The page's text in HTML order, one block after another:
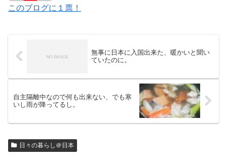
このブログに１票！
無事に日本に入国出来た、暖かいと聞い
ていたのに。
自主隔離中なので何も出来ない、でも寒
いし雨が降ってるし。
日々の暮らし＠日本